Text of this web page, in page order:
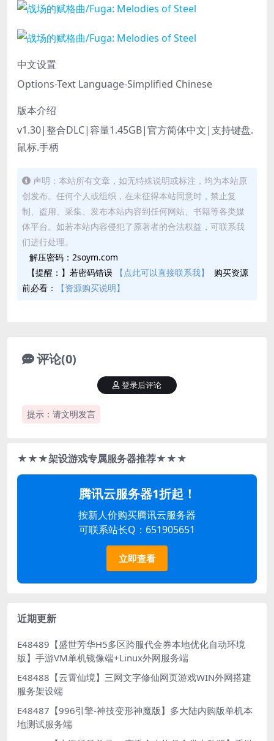
中文设置
Options-Text Language-Simplified Chinese
版本介绍
v1.30|整合DLC|容量1.45GB|官方简体中文|支持键盘.
鼠标.手柄
声明：本站所有文章，如无特殊说明或标注，均为本站原
创发布。任何个人或组织，在未征得本站同意时，禁止复
制、盗用、采集、发布本站内容到任何网站、书籍等各类媒
体平台。如若本站内容侵犯了原著者的合法权益，可联系我
们进行处理。
解压密码：2soym.com
【提醒：】若密码错误
【点此可以直接联系我】
购买资源
前必看：
【资源购买说明】
评论(0)
提示：请文明发言
登录后评论
★★★架设游戏专属服务器推荐★★★
腾讯云服务器1折起！
按新人价购买腾讯云服务器
可联系站长Q：651905651
立即查看
近期更新
E48489【盛世芳华H5多区跨服代金券本地优化自动环境
版】手游VM单机镜像端+Linux外网服务端
E48488【云霄仙境】三网文字修仙网页游戏WIN外网搭建
服务架设端
E48487【996引擎-神技变形神魔版】多大陆内购版单机本
地测试服务端